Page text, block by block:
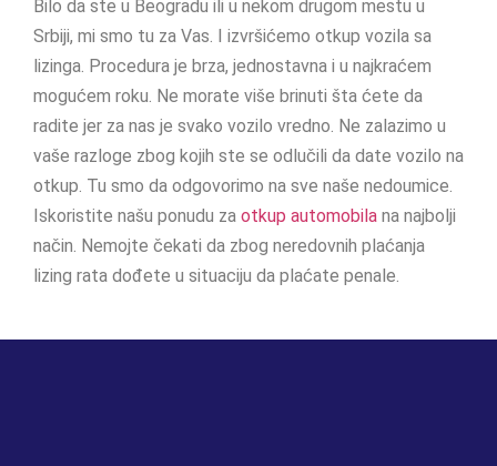
Bilo da ste u Beogradu ili u nekom drugom mestu u
Srbiji, mi smo tu za Vas. I izvršićemo otkup vozila sa
lizinga. Procedura je brza, jednostavna i u najkraćem
mogućem roku. Ne morate više brinuti šta ćete da
radite jer za nas je svako vozilo vredno. Ne zalazimo u
vaše razloge zbog kojih ste se odlučili da date vozilo na
otkup. Tu smo da odgovorimo na sve naše nedoumice.
Iskoristite našu ponudu za otkup automobila na najbolji
način. Nemojte čekati da zbog neredovnih plaćanja
lizing rata dođete u situaciju da plaćate penale.